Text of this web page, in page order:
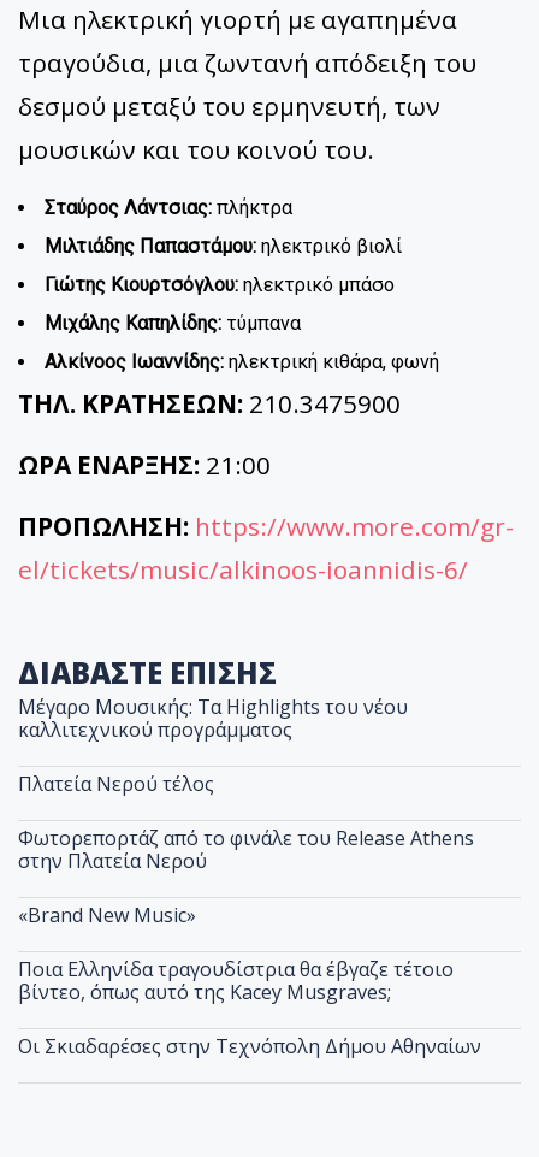
Μια ηλεκτρική γιορτή με αγαπημένα
τραγούδια, μια ζωντανή απόδειξη του
δεσμού μεταξύ του ερμηνευτή, των
μουσικών και του κοινού του.
Σταύρος Λάντσιας: πλήκτρα
Μιλτιάδης Παπαστάμου: ηλεκτρικό βιολί
Γιώτης Κιουρτσόγλου: ηλεκτρικό μπάσο
Μιχάλης Καπηλίδης: τύμπανα
Αλκίνοος Ιωαννίδης: ηλεκτρική κιθάρα, φωνή
ΤΗΛ. ΚΡΑΤΗΣΕΩΝ: 210.3475900
ΩΡΑ ΕΝΑΡΞΗΣ: 21:00
ΠΡΟΠΩΛΗΣΗ: https://www.more.com/gr-
el/tickets/music/alkinoos-ioannidis-6/
ΔΙΑΒΑΣΤΕ ΕΠΙΣΗΣ
Μέγαρο Μουσικής: Τα Highlights του νέου
καλλιτεχνικού προγράμματος
Πλατεία Νερού τέλος
Φωτορεπορτάζ από το φινάλε του Release Athens
στην Πλατεία Νερού
«Brand New Music»
Ποια Ελληνίδα τραγουδίστρια θα έβγαζε τέτοιο
βίντεο, όπως αυτό της Kacey Musgraves;
Οι Σκιαδαρέσες στην Τεχνόπολη Δήμου Αθηναίων